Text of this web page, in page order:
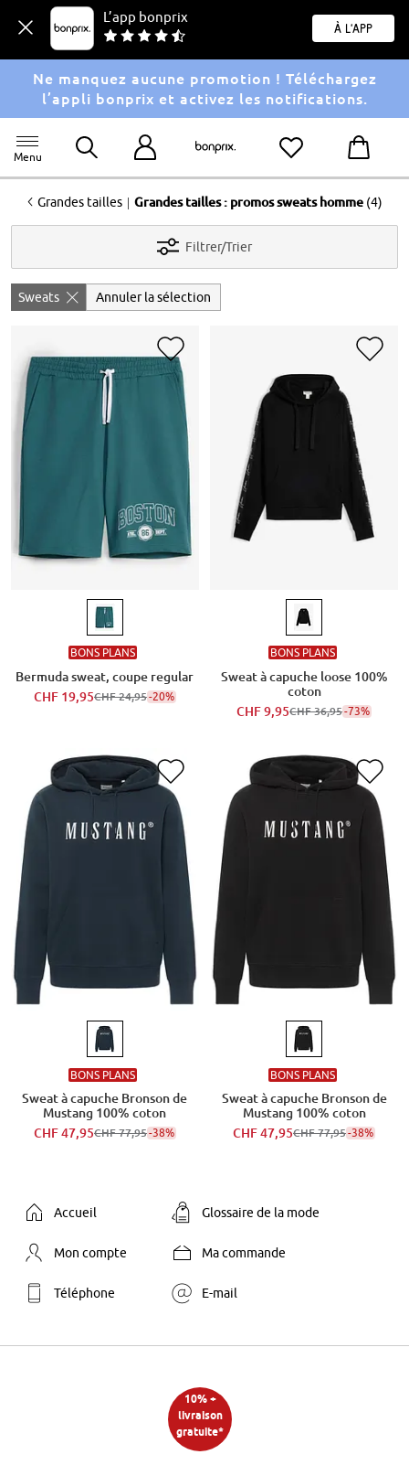
L’app bonprix
À l'app
Ne manquez aucune promotion ! Téléchargez
l’appli bonprix et activez les notifications.
Menu
<Grandes tailles | Grandes tailles : promos sweats homme (4)
Filtrer/Trier
Sweats Annuler la sélection
BONS PLANS
Bermuda sweat, coupe regular
CHF 19,95CHF 24,95-20%
BONS PLANS
Sweat à capuche loose 100%
coton
CHF 9,95CHF 36,95-73%
BONS PLANS
Sweat à capuche Bronson de
Mustang 100% coton
CHF 47,95CHF 77,95-38%
BONS PLANS
Sweat à capuche Bronson de
Mustang 100% coton
CHF 47,95CHF 77,95-38%
Accueil Glossaire de la mode
Mon compte Ma commande
Téléphone E-mail
10% +
livraison
gratuite*